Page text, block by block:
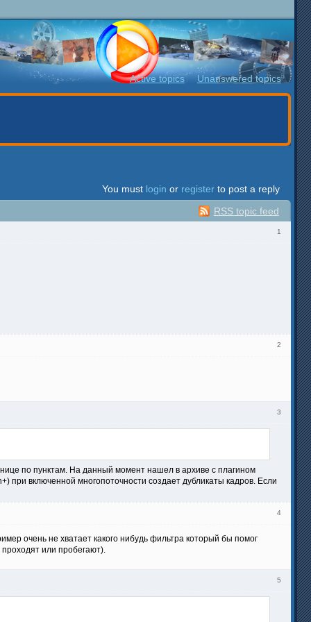
Active topics Unanswered topics
You must login or register to post a reply
RSS topic feed
1
2
3
по пунктам. На данный момент нашел в архиве с плагином
при включенной многопоточности создает дубликаты кадров. Если
4
очень не хватает какого нибудь фильтра который бы помог
или пробегают).
5